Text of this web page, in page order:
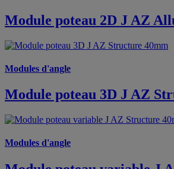
Module poteau 2D J AZ
Modules d'angle
Module poteau 3D J AZ
Modules d'angle